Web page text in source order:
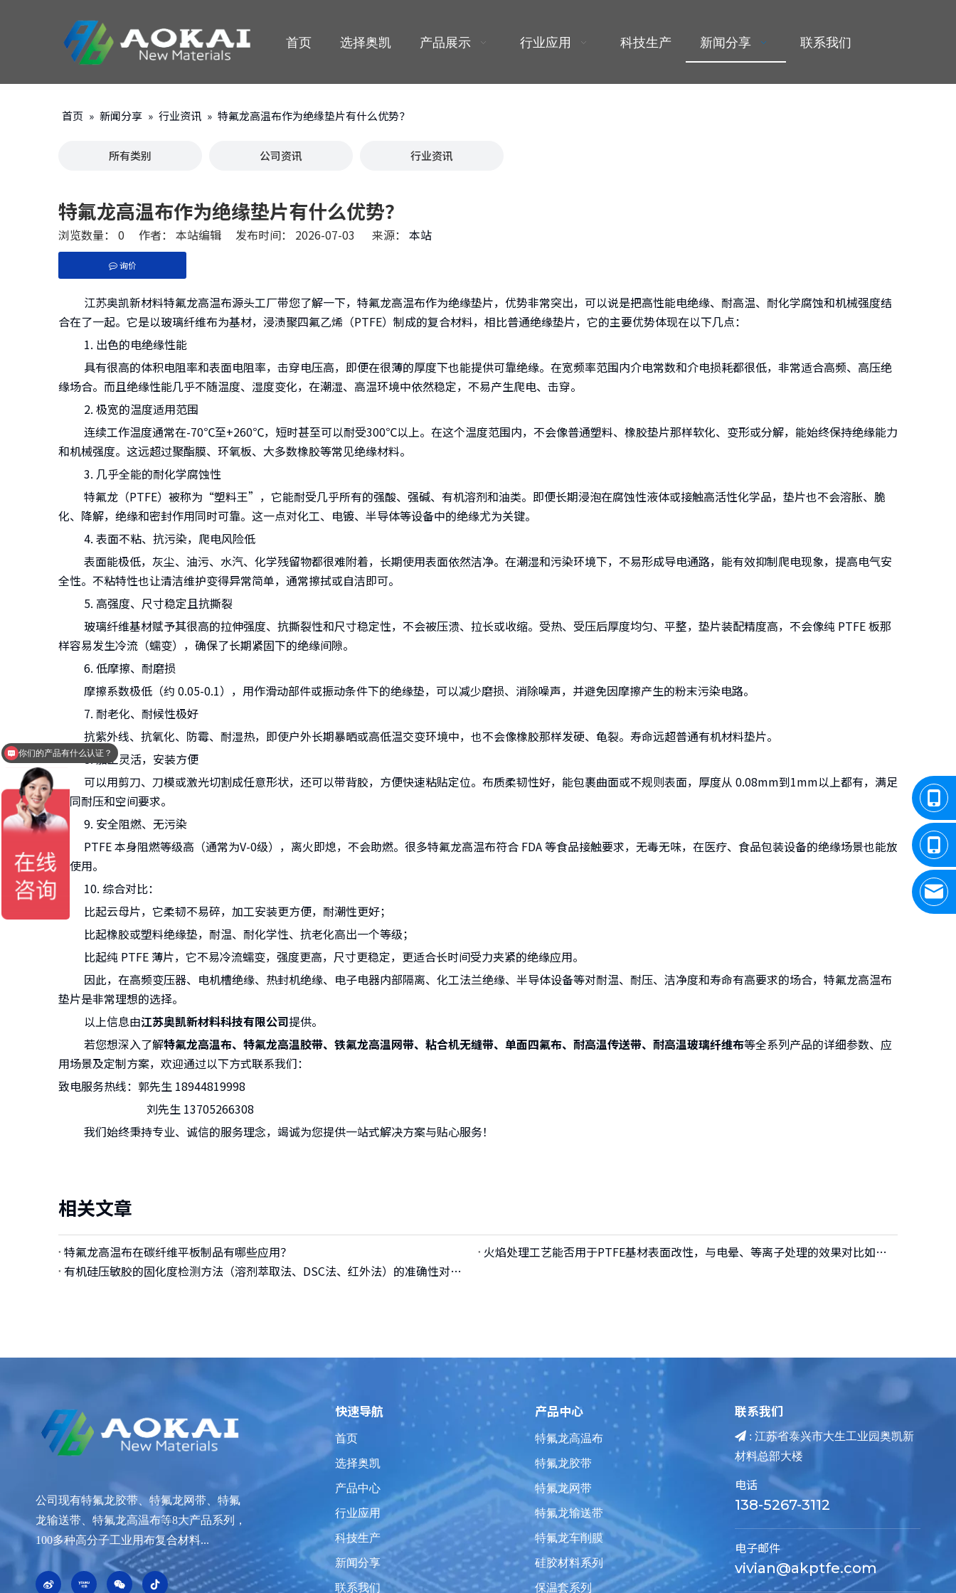
首页 选择奥凯 产品展示 行业应用 科技生产 新闻分享 联系我们
首页 » 新闻分享 » 行业资讯 » 特氟龙高温布作为绝缘垫片有什么优势？
所有类别 公司资讯 行业资讯
特氟龙高温布作为绝缘垫片有什么优势？
浏览数量： 0 作者： 本站编辑 发布时间： 2026-07-03 来源： 本站
询价
["facebook","twitter","line","wechat","linkedin","pinterest","whatsapp","kakao","snapchat"]
江苏奥凯新材料特氟龙高温布源头工厂带您了解一下，特氟龙高温布作为绝缘垫片，优势非常突出，可以说是把高性能电绝缘、耐高温、耐化学腐蚀和机械强度结
合在了一起。它是以玻璃纤维布为基材，浸渍聚四氟乙烯（PTFE）制成的复合材料，相比普通绝缘垫片，它的主要优势体现在以下几点：
1. 出色的电绝缘性能
具有很高的体积电阻率和表面电阻率，击穿电压高，即便在很薄的厚度下也能提供可靠绝缘。在宽频率范围内介电常数和介电损耗都很低，非常适合高频、高压绝
缘场合。而且绝缘性能几乎不随温度、湿度变化，在潮湿、高温环境中依然稳定，不易产生爬电、击穿。
2. 极宽的温度适用范围
连续工作温度通常在-70℃至+260℃，短时甚至可以耐受300℃以上。在这个温度范围内，不会像普通塑料、橡胶垫片那样软化、变形或分解，能始终保持绝缘能力
和机械强度。这远超过聚酯膜、环氧板、大多数橡胶等常见绝缘材料。
3. 几乎全能的耐化学腐蚀性
特氟龙（PTFE）被称为“塑料王”，它能耐受几乎所有的强酸、强碱、有机溶剂和油类。即便长期浸泡在腐蚀性液体或接触高活性化学品，垫片也不会溶胀、脆
化、降解，绝缘和密封作用同时可靠。这一点对化工、电镀、半导体等设备中的绝缘尤为关键。
4. 表面不粘、抗污染，爬电风险低
表面能极低，灰尘、油污、水汽、化学残留物都很难附着，长期使用表面依然洁净。在潮湿和污染环境下，不易形成导电通路，能有效抑制爬电现象，提高电气安
全性。不粘特性也让清洁维护变得异常简单，通常擦拭或自洁即可。
5. 高强度、尺寸稳定且抗撕裂
玻璃纤维基材赋予其很高的拉伸强度、抗撕裂性和尺寸稳定性，不会被压溃、拉长或收缩。受热、受压后厚度均匀、平整，垫片装配精度高，不会像纯 PTFE 板那
样容易发生冷流（蠕变），确保了长期紧固下的绝缘间隙。
6. 低摩擦、耐磨损
摩擦系数极低（约 0.05-0.1），用作滑动部件或振动条件下的绝缘垫，可以减少磨损、消除噪声，并避免因摩擦产生的粉末污染电路。
7. 耐老化、耐候性极好
抗紫外线、抗氧化、防霉、耐湿热，即使户外长期暴晒或高低温交变环境中，也不会像橡胶那样发硬、龟裂。寿命远超普通有机材料垫片。
8. 加工灵活，安装方便
可以用剪刀、刀模或激光切割成任意形状，还可以带背胶，方便快速粘贴定位。布质柔韧性好，能包裹曲面或不规则表面，厚度从 0.08mm到1mm以上都有，满足
不同耐压和空间要求。
9. 安全阻燃、无污染
PTFE 本身阻燃等级高（通常为V-0级），离火即熄，不会助燃。很多特氟龙高温布符合 FDA 等食品接触要求，无毒无味，在医疗、食品包装设备的绝缘场景也能放
心使用。
10. 综合对比：
比起云母片，它柔韧不易碎，加工安装更方便，耐潮性更好；
比起橡胶或塑料绝缘垫，耐温、耐化学性、抗老化高出一个等级；
比起纯 PTFE 薄片，它不易冷流蠕变，强度更高，尺寸更稳定，更适合长时间受力夹紧的绝缘应用。
因此，在高频变压器、电机槽绝缘、热封机绝缘、电子电器内部隔离、化工法兰绝缘、半导体设备等对耐温、耐压、洁净度和寿命有高要求的场合，特氟龙高温布
垫片是非常理想的选择。
以上信息由江苏奥凯新材料科技有限公司提供。
若您想深入了解特氟龙高温布、特氟龙高温胶带、铁氟龙高温网带、粘合机无缝带、单面四氟布、耐高温传送带、耐高温玻璃纤维布等全系列产品的详细参数、应
用场景及定制方案，欢迎通过以下方式联系我们：
致电服务热线：郭先生 18944819998
刘先生 13705266308
我们始终秉持专业、诚信的服务理念，竭诚为您提供一站式解决方案与贴心服务！
相关文章
特氟龙高温布在碳纤维平板制品有哪些应用？
火焰处理工艺能否用于PTFE基材表面改性，与电晕、等离子处理的效果对比如何？
有机硅压敏胶的固化度检测方法（溶剂萃取法、DSC法、红外法）的准确性对比？
公司现有特氟龙胶带、特氟龙网带、特氟
龙输送带、特氟龙高温布等8大产品系列，
100多种高分子工业用布复合材料...
快速导航
首页
选择奥凯
产品中心
行业应用
科技生产
新闻分享
联系我们
产品中心
特氟龙高温布
特氟龙胶带
特氟龙网带
特氟龙输送带
特氟龙车削膜
硅胶材料系列
保温套系列
联系我们
 : 江苏省泰兴市大生工业园奥凯新
材料总部大楼
电话
138-5267-3112
电子邮件
vivian@akptfe.com
你们的产品有什么认证？